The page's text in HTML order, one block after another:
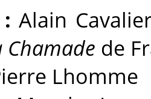
Alain
Chamade de
Lhomme